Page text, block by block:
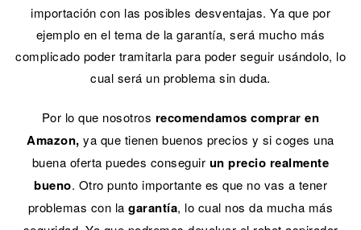
importación con las posibles desventajas. Ya que por
ejemplo en el tema de la garantía, será mucho más
complicado poder tramitarla para poder seguir usándolo, lo
cual será un problema sin duda.
Por lo que nosotros recomendamos comprar en
Amazon, ya que tienen buenos precios y si coges una
buena oferta puedes conseguir un precio realmente
bueno. Otro punto importante es que no vas a tener
problemas con la garantía, lo cual nos da mucha más